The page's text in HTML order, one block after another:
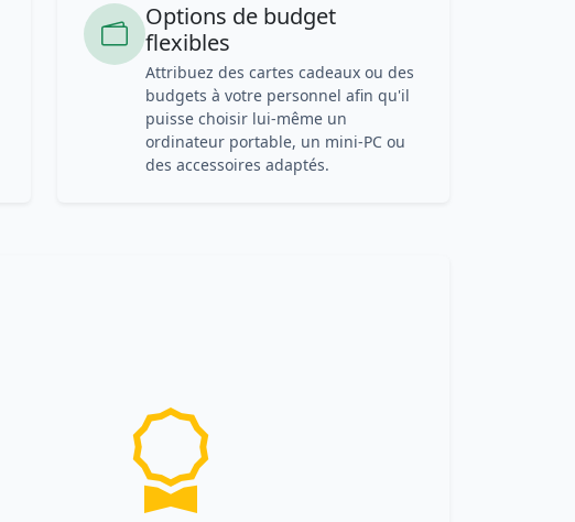
Options de budget
flexibles
Attribuez des cartes cadeaux ou des
budgets à votre personnel afin qu'il
puisse choisir lui-même un
ordinateur portable, un mini-PC ou
des accessoires adaptés.